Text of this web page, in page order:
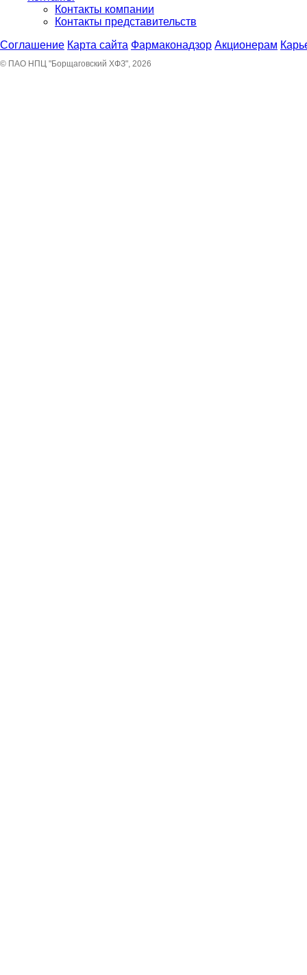
Контакты компании
Контакты представительств
Соглашение Карта сайта Фармаконадзор Акционерам
© ПАО НПЦ "Борщаговский ХФЗ", 2026